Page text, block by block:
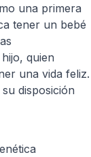
una primera
tener un bebé
quien
una vida feliz.
disposición